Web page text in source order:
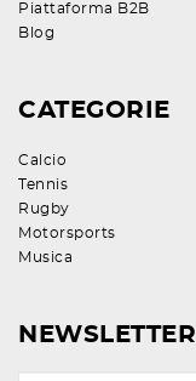
Piattaforma B2B
Blog
CATEGORIE
Calcio
Tennis
Rugby
Motorsports
Musica
NEWSLETTER